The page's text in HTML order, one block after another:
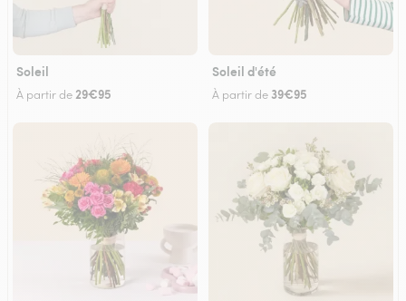
Soleil
À partir de 29€95
Soleil d'été
À partir de 39€95